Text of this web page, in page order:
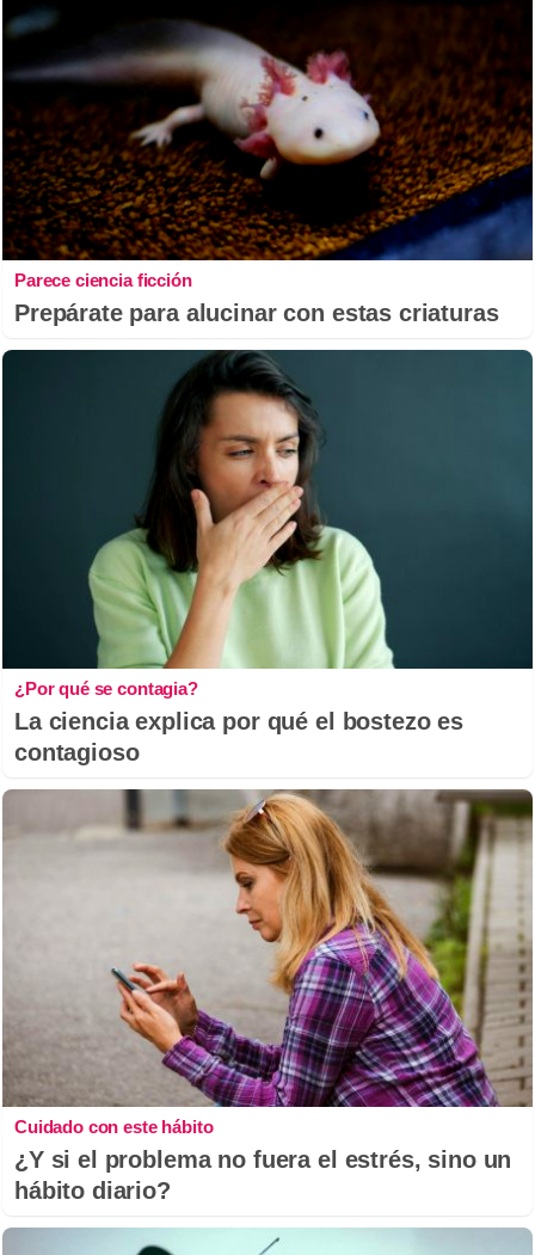
Parece ciencia ficción
Prepárate para alucinar con estas criaturas
¿Por qué se contagia?
La ciencia explica por qué el bostezo es
contagioso
Cuidado con este hábito
¿Y si el problema no fuera el estrés, sino un
hábito diario?